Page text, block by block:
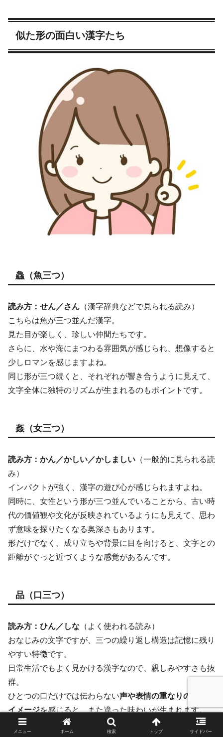
似た形の面白い漢字たち
鱻（魚三つ）
読み方：せん／さん （漢字辞典などで見られる読み）
こちらは魚が三つ並んだ漢字。
見た目が楽しく、珍しい仲間たちです。
さらに、水や海にまつわる雰囲気が感じられ、想像すると
少しロマンを感じますよね。
同じ形が三つ続くと、それぞれが響き合うように見えて、
文字全体に独特のリズムが生まれるのもポイントです。
姦（女三つ）
読み方：かん／かしい／かしましい （一般的に見られる読
み）
インパクトが強く、漢字の遊び心が感じられますよね。
同時に、女性という形が三つ並んでいることから、古い時
代の価値観や文化が反映されているようにも見えて、思わ
ず意味を探りたくなる奥深さもあります。
形だけでなく、成り立ちや背景に目を向けると、文字との
距離がぐっと近づくような感覚があるんです。
品（口三つ）
読み方：ひん／しな （よく使われる読み）
おなじみの文字ですが、三つの繰り返し構造は記憶に残り
やすい特徴です。
日常生活でもよく見かける漢字なので、親しみやすさも抜
群。
ひとつの口だけでは伝わらない声や表情の重なりのような
イメージを感じると、また違った味わいが生まれます。
三つが並ぶからこその安定した形にも注目してみると楽し
メニュー ホーム 検索 トップ サイドバー